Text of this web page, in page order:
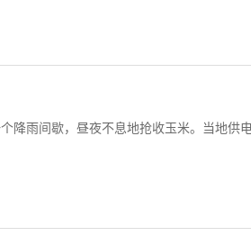
降雨间歇，昼夜不息地抢收玉米。当地供